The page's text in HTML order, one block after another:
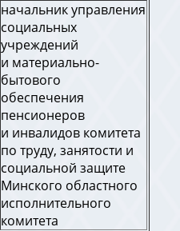
начальник управления
социальных
учреждений
и материально-
бытового
обеспечения
пенсионеров
и инвалидов комитета
по труду, занятости и
социальной защите
Минского областного
исполнительного
комитета